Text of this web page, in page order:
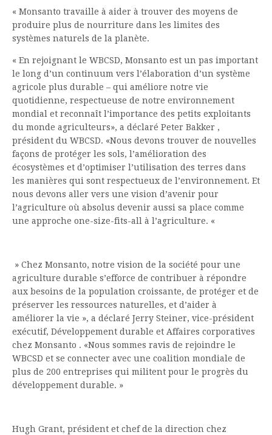
« Monsanto travaille à aider à trouver des moyens de
produire plus de nourriture dans les limites des
systèmes naturels de la planète.
« En rejoignant le WBCSD, Monsanto est un pas important
le long d’un continuum vers l’élaboration d’un système
agricole plus durable – qui améliore notre vie
quotidienne, respectueuse de notre environnement
mondial et reconnaît l’importance des petits exploitants
du monde agriculteurs», a déclaré Peter Bakker ,
président du WBCSD. «Nous devons trouver de nouvelles
façons de protéger les sols, l’amélioration des
écosystèmes et d’optimiser l’utilisation des terres dans
les manières qui sont respectueux de l’environnement. Et
nous devons aller vers une vision d’avenir pour
l’agriculture où absolus devenir aussi sa place comme
une approche one-size-fits-all à l’agriculture. «
» Chez Monsanto, notre vision de la société pour une
agriculture durable s’efforce de contribuer à répondre
aux besoins de la population croissante, de protéger et de
préserver les ressources naturelles, et d’aider à
améliorer la vie », a déclaré Jerry Steiner, vice-président
exécutif, Développement durable et Affaires corporatives
chez Monsanto . «Nous sommes ravis de rejoindre le
WBCSD et se connecter avec une coalition mondiale de
plus de 200 entreprises qui militent pour le progrès du
développement durable. »
Hugh Grant, président et chef de la direction chez